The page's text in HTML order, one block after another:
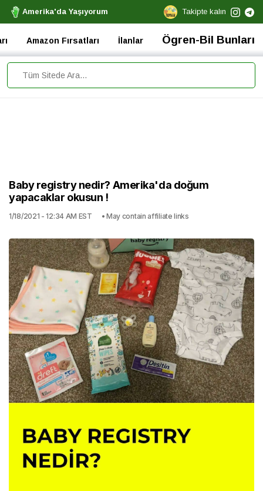
Amerika'da Yaşıyorum Takipte kalın
Amazon Fırsatları İlanlar Ögren-Bil Bunları
Baby registry nedir? Amerika'da doğum
yapacaklar okusun !
1/18/2021 - 12:34 AM EST • May contain affiliate links